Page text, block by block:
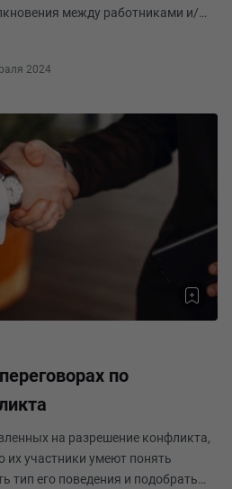
между работниками и/
сфере. Д
2024
по
на разрешение конфликта,
их участники умеют понять
тип его поведения и подобрать